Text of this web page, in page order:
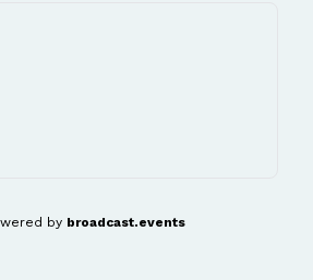
by broadcast.events